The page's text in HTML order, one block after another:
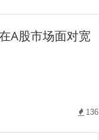
A股市场面对宽
136